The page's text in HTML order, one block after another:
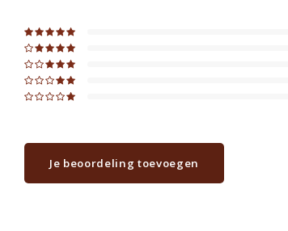
Je beoordeling toevoegen